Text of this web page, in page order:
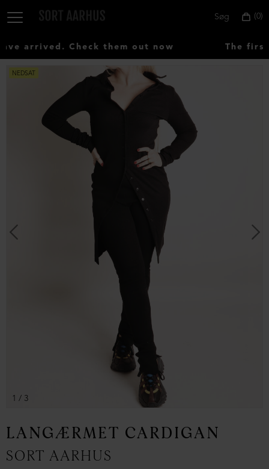
land:
Denmark
0
Søg
arrived. Check them out now The first
NEDSAT
1 / 3
LANGÆRMET CARDIGAN
SORT AARHUS